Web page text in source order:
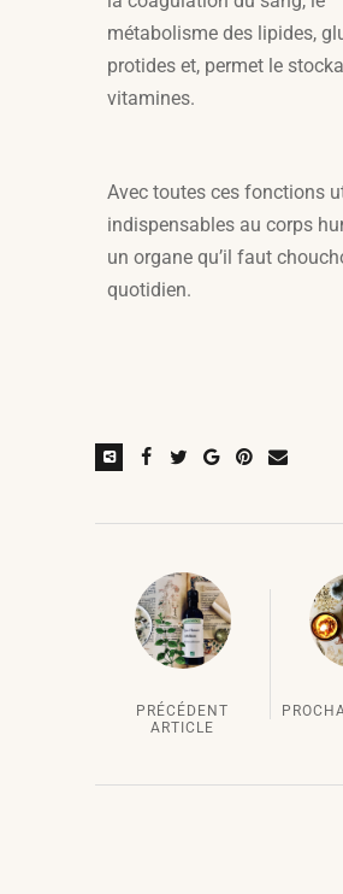
métabolisme des lipides,
protides et, permet le
vitamines.
Avec toutes ces fonctions
indispensables au corps
un organe qu’il faut
quotidien.
PRÉCÉDENT
ARTICLE